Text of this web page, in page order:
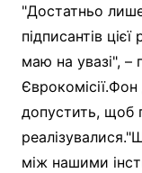
"Достатньо
підписантів
маю на увазі", –
допустить, щоб
між нашими